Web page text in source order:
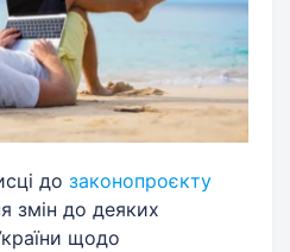
до законопроєкту
змін до деяких
щодо